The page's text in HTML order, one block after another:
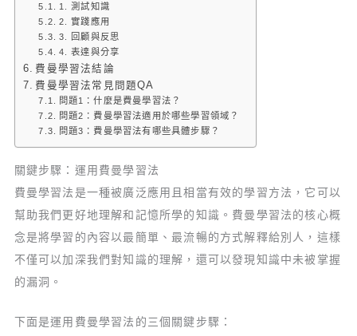
1. 測試知識
2. 實踐應用
3. 回顧與反思
4. 表達與分享
費曼學習法結論
費曼學習法常見問題QA
問題1：什麼是費曼學習法？
問題2：費曼學習法適用於哪些學習領域？
問題3：費曼學習法有哪些具體步驟？
關鍵步驟：運用費曼學習法
費曼學習法是一種被廣泛應用且相當有效的學習方法，它可以
幫助我們更好地理解和記憶所學的知識。費曼學習法的核心概
念是將學習的內容以最簡單、最流暢的方式解釋給別人，這樣
不僅可以加深我們對知識的理解，還可以發現知識中未被掌握
的漏洞。
下面是運用費曼學習法的三個關鍵步驟：